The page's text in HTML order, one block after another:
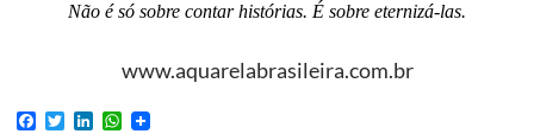
Não é só sobre contar histórias. É sobre eternizá-las.
www.aquarelabrasileira.com.br
F
T
W